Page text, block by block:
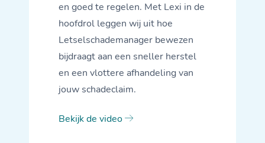
en goed te regelen. Met Lexi in de
hoofdrol leggen wij uit hoe
Letselschademanager bewezen
bijdraagt aan een sneller herstel
en een vlottere afhandeling van
jouw schadeclaim.
Bekijk de video